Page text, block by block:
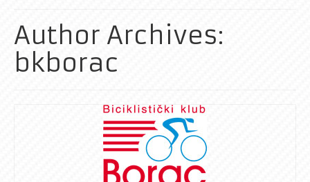
Kalendar
CLASSIC
Author Archives:
bkborac